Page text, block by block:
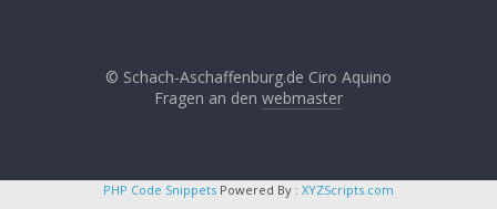
© Schach-Aschaffenburg.de Ciro Aquino
Fragen an den webmaster
PHP Code Snippets Powered By : XYZScripts.com